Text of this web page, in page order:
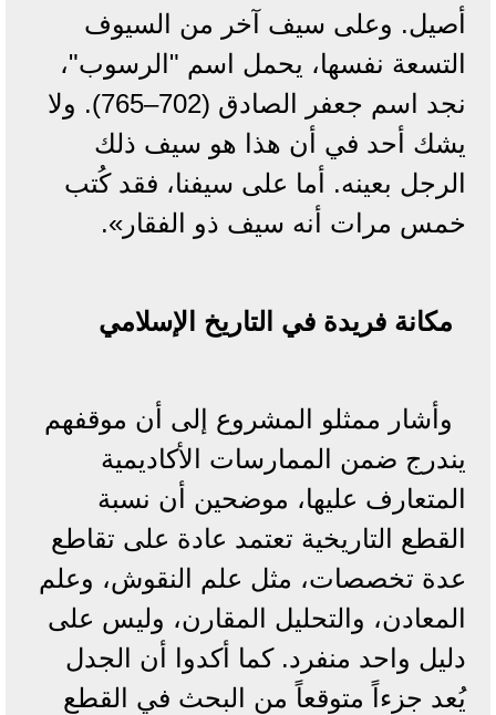
أصيل. وعلى سيف آخر من السيوف
التسعة نفسها، يحمل اسم "الرسوب"،
نجد اسم جعفر الصادق (702–765). ولا
يشك أحد في أن هذا هو سيف ذلك
الرجل بعينه. أما على سيفنا، فقد كُتب
خمس مرات أنه سيف ذو الفقار».
مكانة فريدة في التاريخ الإسلامي
وأشار ممثلو المشروع إلى أن موقفهم
يندرج ضمن الممارسات الأكاديمية
المتعارف عليها، موضحين أن نسبة
القطع التاريخية تعتمد عادة على تقاطع
عدة تخصصات، مثل علم النقوش، وعلم
المعادن، والتحليل المقارن، وليس على
دليل واحد منفرد. كما أكدوا أن الجدل
يُعد جزءاً متوقعاً من البحث في القطع